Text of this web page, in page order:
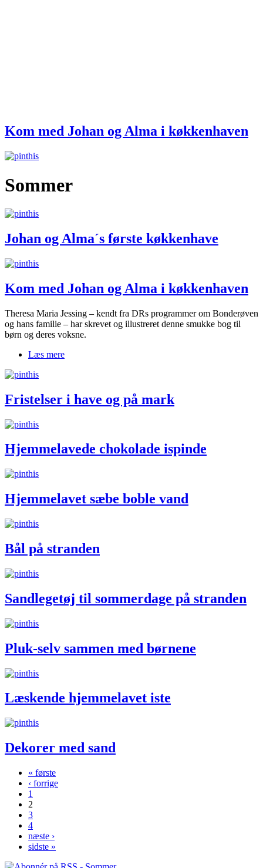
Kom med Johan og Alma i køkkenhaven
Sommer
Johan og Alma´s første køkkenhave
Kom med Johan og Alma i køkkenhaven
Theresa Maria Jessing – kendt fra DRs programmer om Bonderøven
og hans familie – har skrevet og illustreret denne smukke bog til
børn og deres voksne.
Læs mere
Fristelser i have og på mark
Hjemmelavede chokolade ispinde
Hjemmelavet sæbe boble vand
Bål på stranden
Sandlegetøj til sommerdage på stranden
Pluk-selv sammen med børnene
Læskende hjemmelavet iste
Dekorer med sand
Sider
« første
‹ forrige
1
2
3
4
næste ›
sidste »